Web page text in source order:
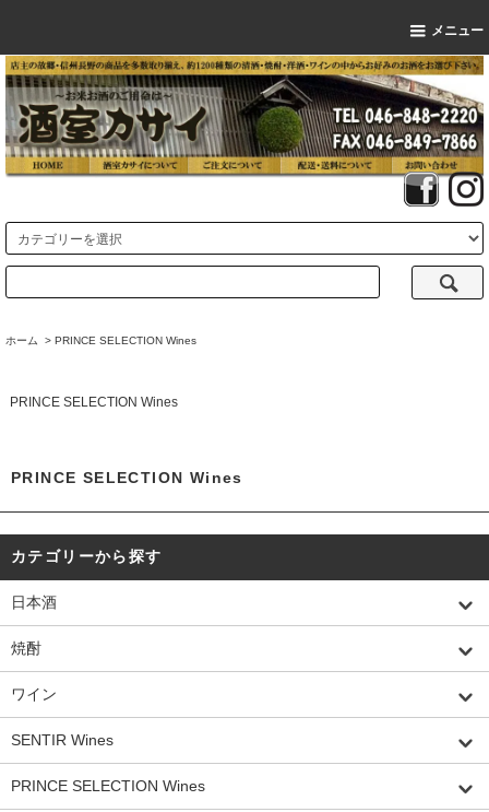
メニュー
ホーム > PRINCE SELECTION Wines
PRINCE SELECTION Wines
PRINCE SELECTION Wines
カテゴリーから探す
日本酒
焼酎
ワイン
SENTIR Wines
PRINCE SELECTION Wines